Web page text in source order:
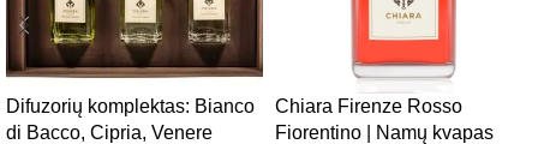
Difuzorių komplektas: Bianco
di Bacco, Cipria, Venere
Chiara Firenze Rosso
Fiorentino | Namų kvapas